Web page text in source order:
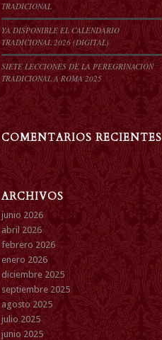
TRADICIONAL
YA DISPONIBLE EL CALENDARIO
TRADICIONAL 2026 (DIGITAL)
SIETE LECCIONES DE LA PEREGRINACIÓN
TRADICIONAL A ROMA 2025
COMENTARIOS RECIENTES
ARCHIVOS
junio 2026
abril 2026
febrero 2026
enero 2026
diciembre 2025
septiembre 2025
agosto 2025
julio 2025
junio 2025